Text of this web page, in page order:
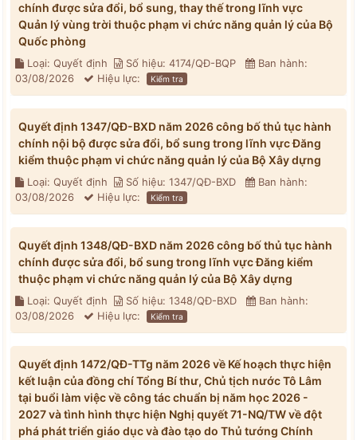
chính được sửa đổi, bổ sung, thay thế trong lĩnh vực
Quản lý vùng trời thuộc phạm vi chức năng quản lý của Bộ
Quốc phòng
Loại: Quyết định Số hiệu: 4174/QĐ-BQP
Ban hành:
03/08/2026
Hiệu lực: Kiểm tra
Quyết định 1347/QĐ-BXD năm 2026 công bố thủ tục hành
chính nội bộ được sửa đổi, bổ sung trong lĩnh vực Đăng
kiểm thuộc phạm vi chức năng quản lý của Bộ Xây dựng
Loại: Quyết định Số hiệu: 1347/QĐ-BXD
Ban hành:
03/08/2026
Hiệu lực: Kiểm tra
Quyết định 1348/QĐ-BXD năm 2026 công bố thủ tục hành
chính được sửa đổi, bổ sung trong lĩnh vực Đăng kiểm
thuộc phạm vi chức năng quản lý của Bộ Xây dựng
Loại: Quyết định Số hiệu: 1348/QĐ-BXD
Ban hành:
03/08/2026
Hiệu lực: Kiểm tra
Quyết định 1472/QĐ-TTg năm 2026 về Kế hoạch thực hiện
kết luận của đồng chí Tổng Bí thư, Chủ tịch nước Tô Lâm
tại buổi làm việc về công tác chuẩn bị năm học 2026 -
2027 và tình hình thực hiện Nghị quyết 71-NQ/TW về đột
phá phát triển giáo dục và đào tạo do Thủ tướng Chính